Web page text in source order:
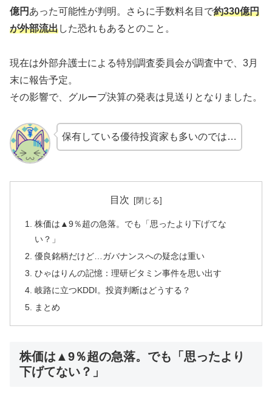
億円 あった可能性が判明。さらに手数料名目で約330億円
が外部流出した恐れもあるとのこと。
現在は外部弁護士による特別調査委員会が調査中で、3月
末に報告予定。
その影響で、グループ決算の発表は見送りとなりました。
保有している優待投資家も多いのでは…
目次
株価は▲9％超の急落。でも「思ったより下げてな
い？」
優良銘柄だけど…ガバナンスへの疑念は重い
ひゃはりんの記憶：理研ビタミン事件を思い出す
岐路に立つKDDI。投資判断はどうする？
まとめ
株価は▲9％超の急落。でも「思ったより
下げてない？」